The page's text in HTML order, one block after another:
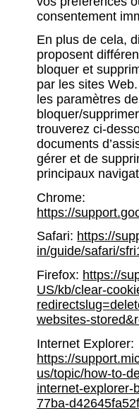
consentement
En plus de cela,
proposent
bloquer et
par les sites
les paramètres
bloquer/
trouverez ci-
documents
gérer et de
principaux
Chrome:
https://
Safari: https://
in/guide/safari/
Firefox: https://
US/kb/clear-
websites-
Internet Explorer:
https://
us/topic/how-to-
internet-explorer-
77ba-